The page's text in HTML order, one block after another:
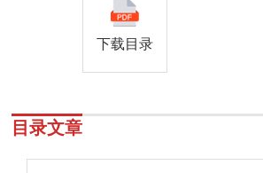
下载目录
目录文章